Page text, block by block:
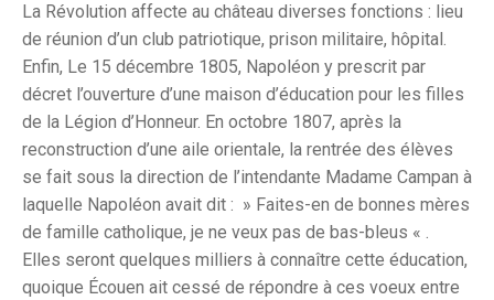
La Révolution affecte au château diverses fonctions : lieu
de réunion d’un club patriotique, prison militaire, hôpital.
Enfin, Le 15 décembre 1805, Napoléon y prescrit par
décret l’ouverture d’une maison d’éducation pour les filles
de la Légion d’Honneur. En octobre 1807, après la
reconstruction d’une aile orientale, la rentrée des élèves
se fait sous la direction de l’intendante Madame Campan à
laquelle Napoléon avait dit : » Faites-en de bonnes mères
de famille catholique, je ne veux pas de bas-bleus « .
Elles seront quelques milliers à connaître cette éducation,
quoique Écouen ait cessé de répondre à ces voeux entre